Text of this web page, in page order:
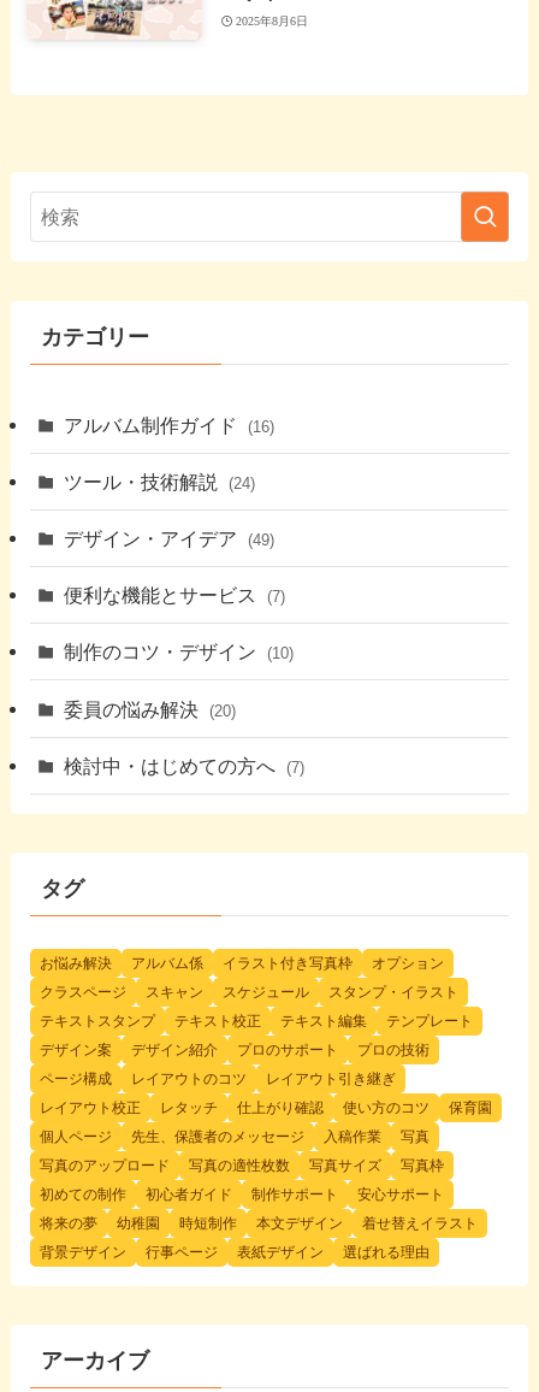
2025年8月6日
カテゴリー
アルバム制作ガイド (16)
ツール・技術解説 (24)
デザイン・アイデア (49)
便利な機能とサービス (7)
制作のコツ・デザイン (10)
委員の悩み解決 (20)
検討中・はじめての方へ (7)
タグ
お悩み解決 アルバム係 イラスト付き写真枠
オプション
クラスページ
スキャン スケジュール
スタンプ・イラスト
テキストスタンプ
テキスト校正 テキスト編集
テンプレート
デザイン案
デザイン紹介 プロのサポート
プロの技術
ページ構成
レイアウトのコツ
レイアウト引き継ぎ
レイアウト校正
レタッチ 仕上がり確認 使い方のコツ
保育園
個人ページ
先生、保護者のメッセージ 入稿作業
写真
写真のアップロード
写真の適性枚数 写真サイズ
写真枠
初めての制作
初心者ガイド 制作サポート
安心サポート
将来の夢
幼稚園 時短制作 本文デザイン
着せ替えイラスト
背景デザイン
行事ページ 表紙デザイン 選ばれる理由
アーカイブ